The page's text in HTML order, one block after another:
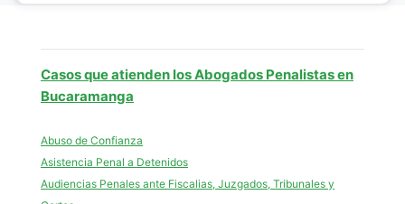
Casos que atienden los Abogados Penalistas en
Bucaramanga
Abuso de Confianza
Asistencia Penal a Detenidos
Audiencias Penales ante Fiscalias, Juzgados, Tribunales y